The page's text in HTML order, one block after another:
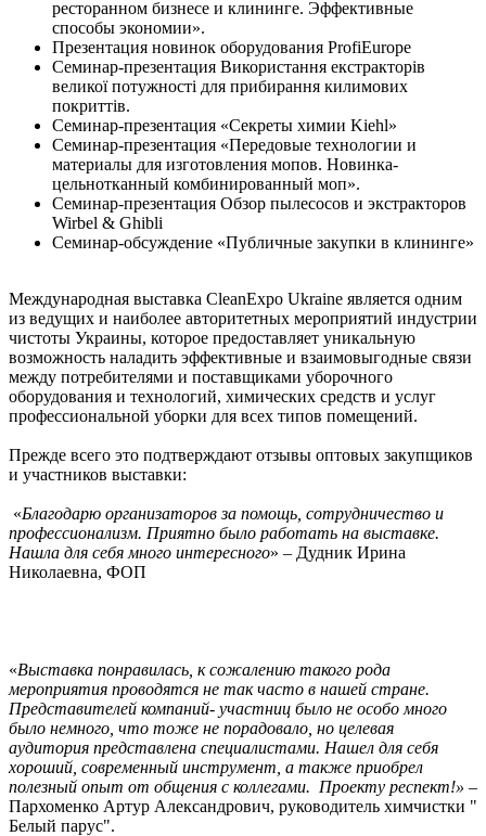
ресторанном бизнесе и клининге. Эффективные
способы экономии».
Презентация новинок оборудования ProfiEurope
Семинар-презентация Використання екстракторів
великої потужності для прибирання килимових
покриттів.
Семинар-презентация «Секреты химии Kiehl»
Семинар-презентация «Передовые технологии и
материалы для изготовления мопов. Новинка-
цельнотканный комбинированный моп».
Семинар-презентация Обзор пылесосов и экстракторов
Wirbel & Ghibli
Семинар-обсуждение «Публичные закупки в клининге»
Международная выставка CleanExpo Ukraine является одним
из ведущих и наиболее авторитетных мероприятий индустрии
чистоты Украины, которое предоставляет уникальную
возможность наладить эффективные и взаимовыгодные связи
между потребителями и поставщиками уборочного
оборудования и технологий, химических средств и услуг
профессиональной уборки для всех типов помещений.
Прежде всего это подтверждают отзывы оптовых закупщиков
и участников выставки:
«Благодарю организаторов за помощь, сотрудничество и
профессионализм. Приятно было работать на выставке.
Нашла для себя много интересного» – Дудник Ирина
Николаевна, ФОП
«Выставка понравилась, к сожалению такого рода
мероприятия проводятся не так часто в нашей стране.
Представителей компаний- участниц было не особо много
было немного, что тоже не порадовало, но целевая
аудитория представлена специалистами. Нашел для себя
хороший, современный инструмент, а также приобрел
полезный опыт от общения с коллегами. Проекту респект!» –
Пархоменко Артур Александрович, руководитель химчистки "
Белый парус".